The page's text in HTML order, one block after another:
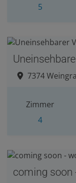
5
7374
Zimmer
4
coming soon